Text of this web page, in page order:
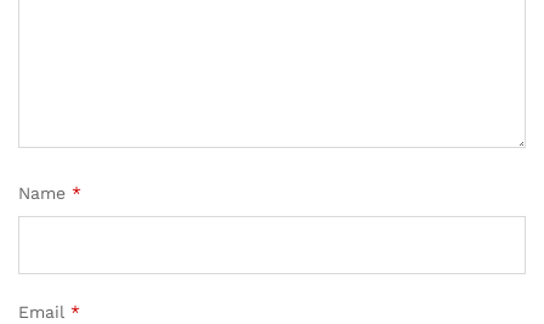
Name *
Email *